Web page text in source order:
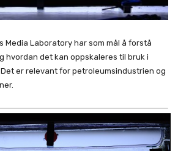
Media Laboratory har som mål å forstå
hvordan det kan oppskaleres til bruk i
er relevant for petroleumsindustrien og